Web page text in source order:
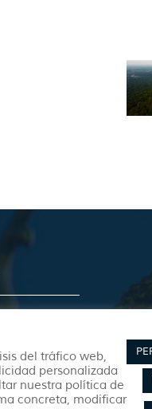
del tráfico web,
personalizada
nuestra política de
concreta, modificar